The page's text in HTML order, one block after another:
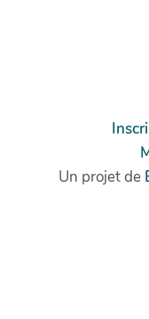
Un projet de